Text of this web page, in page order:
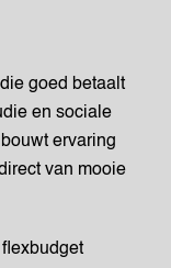
goed betaalt
en sociale
ervaring
van mooie